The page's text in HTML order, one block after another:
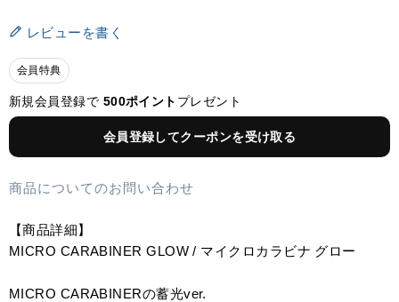
レビューを書く
会員特典
新規会員登録で 500ポイント プレゼント
会員登録してクーポンを受け取る
商品についてのお問い合わせ
【商品詳細】
MICRO CARABINER GLOW / マイクロカラビナ グロー
MICRO CARABINERの蓄光ver.